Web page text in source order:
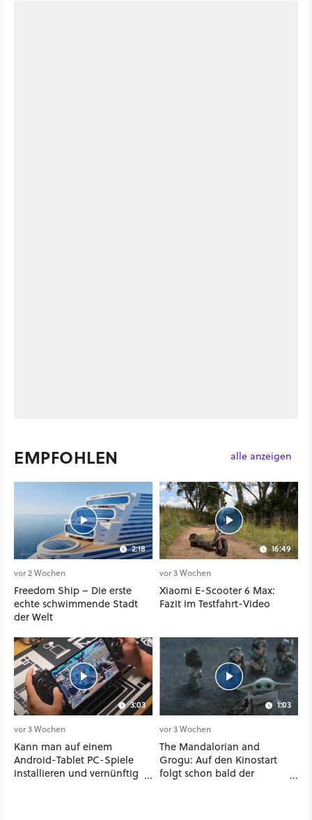
EMPFOHLEN alle anzeigen
2:18
vor 2 Wochen
Freedom Ship – Die erste
echte schwimmende Stadt
der Welt
16:49
vor 3 Wochen
Xiaomi E-Scooter 6 Max:
Fazit im Testfahrt-Video
3:03
vor 3 Wochen
Kann man auf einem
Android-Tablet PC-Spiele
installieren und vernünftig
1:03
vor 3 Wochen
The Mandalorian and
Grogu: Auf den Kinostart
folgt schon bald der